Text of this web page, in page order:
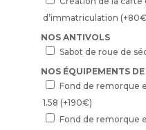
d’immatriculation (+80€
NOS ANTIVOLS
Sabot de roue de
NOS ÉQUIPEMENTS
Fond de remorque
1.58 (+190€)
Fond de remorque